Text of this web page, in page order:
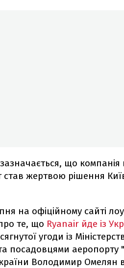
що
жертвою рішення
на офіційному сайті
те, що Ryanair йде із
угоди із
посадовцями аеропорту
Володимир Омелян